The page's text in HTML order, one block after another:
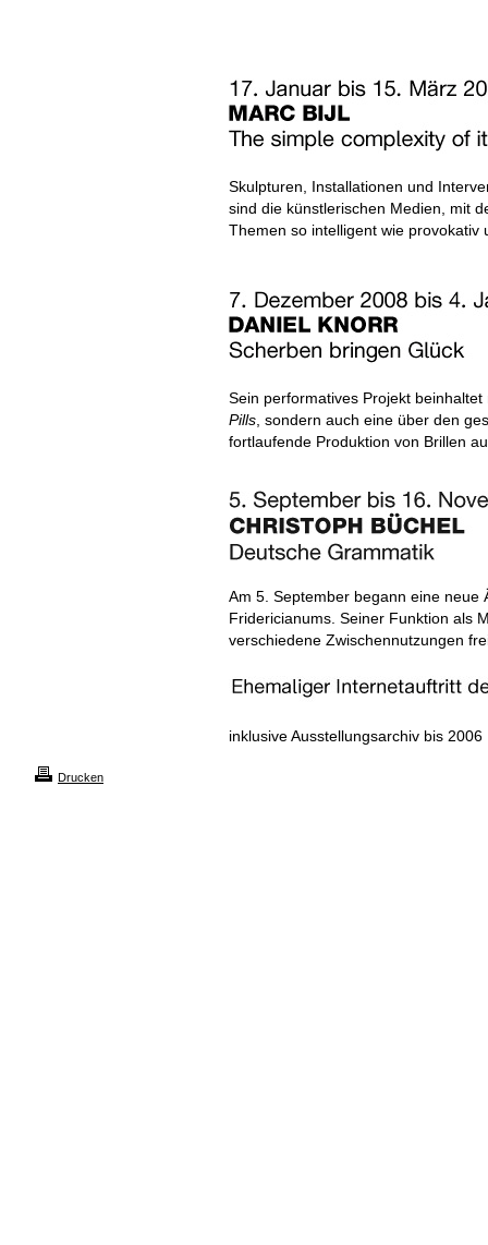
Skulpturen, Installationen und
sind die künstlerischen Medien, mit
Themen so intelligent wie
Sein performatives Projekt
Pills , sondern auch eine über den
fortlaufende Produktion von Brillen
Am 5. September begann eine neue
Fridericianums. Seiner Funktion als
verschiedene Zwischennutzungen
inklusive Ausstellungsarchiv bis 2006
Drucken